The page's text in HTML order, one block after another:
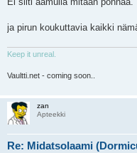
ja pirun koukuttavia kaikki
Keep it unreal.
Vaultti.net - coming soon..
zan
Apteekki
Re: Midatsolaami